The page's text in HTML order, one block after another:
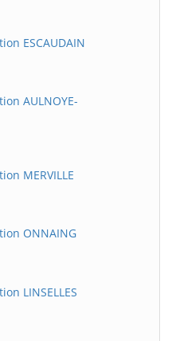
ESCAUDAIN
AULNOYE-
MERVILLE
ONNAING
LINSELLES